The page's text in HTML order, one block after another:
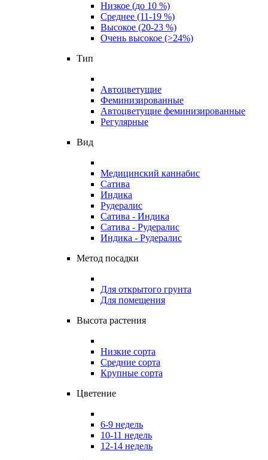
Низкое (до 10 %)
Среднее (11-19 %)
Высокое (20-23 %)
Очень высокое (>24%)
Тип
Автоцветущие
Феминизированные
Автоцветущие феминизированные
Регулярные
Вид
Медицинский каннабис
Сатива
Индика
Рудералис
Сатива - Индика
Сатива - Рудералис
Индика - Рудералис
Метод посадки
Для открытого грунта
Для помещения
Высота растения
Низкие сорта
Средние сорта
Крупные сорта
Цветение
6-9 недель
10-11 недель
12-14 недель